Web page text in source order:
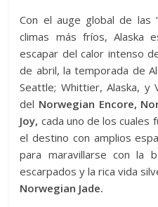
Con el auge global de las
climas más fríos, Alaska
escapar del calor intenso
de abril, la temporada de
Seattle; Whittier, Alaska, y
del Norwegian Encore,
Joy, cada uno de los cuales
el destino con amplios
para maravillarse con la
escarpados y la rica vida
Norwegian Jade.